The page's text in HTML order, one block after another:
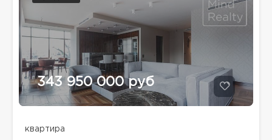
343 950 000 руб
квартира